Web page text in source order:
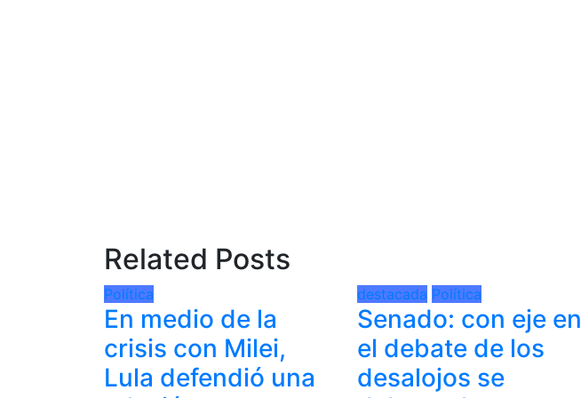
Related Posts
Política
En medio de la
crisis con Milei,
Lula defendió una
destacada Política
Senado: con eje en
el debate de los
desalojos se